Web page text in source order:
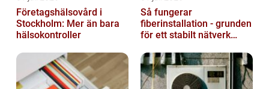
Företagshälsovård i
Stockholm: Mer än bara
hälsokontroller
Så fungerar
fiberinstallation - grunden
för ett stabilt nätverk